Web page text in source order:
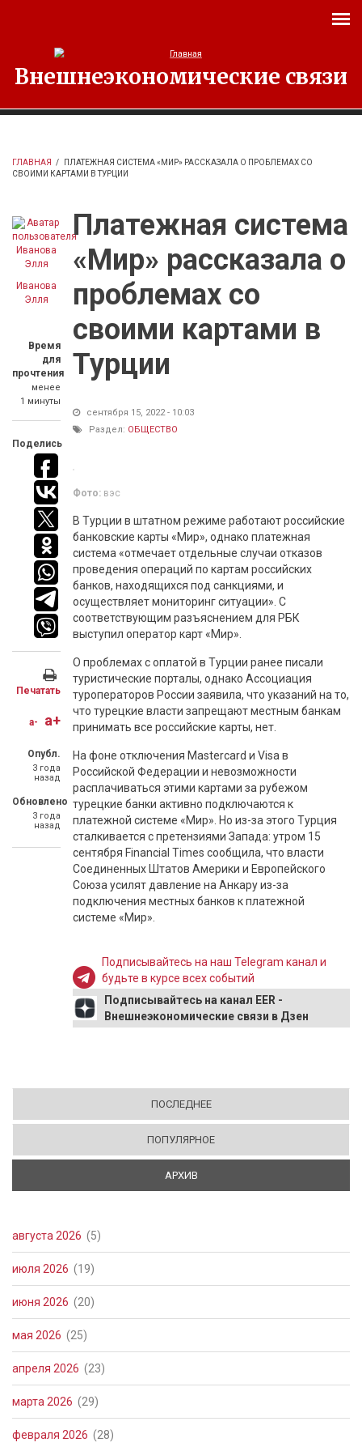
Внешнеэкономические связи
ГЛАВНАЯ /
ПЛАТЕЖНАЯ СИСТЕМА «МИР» РАССКАЗАЛА О ПРОБЛЕМАХ СО
СВОИМИ КАРТАМИ В ТУРЦИИ
Иванова
Элля
Время
для
прочтения
менее
1 минуты
Поделись
Печатать
a- a+
Опубл.
3 года
назад
Обновлено
3 года
назад
Платежная система
«Мир» рассказала о
проблемах со
своими картами в
Турции
сентября 15, 2022 - 10:03
Раздел: ОБЩЕСТВО
Фото: вэс
В Турции в штатном режиме работают российские
банковские карты «Мир», однако платежная
система «отмечает отдельные случаи отказов
проведения операций по картам российских
банков, находящихся под санкциями, и
осуществляет мониторинг ситуации». С
соответствующим разъяснением для РБК
выступил оператор карт «Мир».
О проблемах с оплатой в Турции ранее писали
туристические порталы, однако Ассоциация
туроператоров России заявила, что указаний на то,
что турецкие власти запрещают местным банкам
принимать все российские карты, нет.
На фоне отключения Mastercard и Visa в
Российской Федерации и невозможности
расплачиваться этими картами за рубежом
турецкие банки активно подключаются к
платежной системе «Мир». Но из-за этого Турция
сталкивается с претензиями Запада: утром 15
сентября Financial Times сообщила, что власти
Соединенных Штатов Америки и Европейского
Союза усилят давление на Анкару из-за
подключения местных банков к платежной
системе «Мир».
Подписывайтесь на наш Telegram канал и
будьте в курсе всех событий
Подписывайтесь на канал EER -
Внешнеэкономические связи в Дзен
ПОСЛЕДНЕЕ
ПОПУЛЯРНОЕ
АРХИВ
августа 2026 (5)
июля 2026 (19)
июня 2026 (20)
мая 2026 (25)
апреля 2026 (23)
марта 2026 (29)
февраля 2026 (28)